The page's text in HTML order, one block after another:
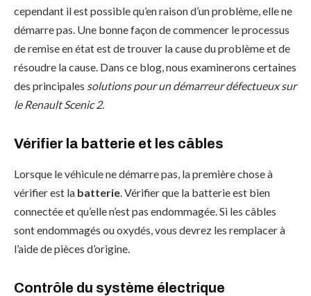
cependant il est possible qu’en raison d’un problème, elle ne
démarre pas. Une bonne façon de commencer le processus
de remise en état est de trouver la cause du problème et de
résoudre la cause. Dans ce blog, nous examinerons certaines
des principales solutions pour un démarreur défectueux sur
le Renault Scenic 2.
Vérifier la batterie et les câbles
Lorsque le véhicule ne démarre pas, la première chose à
vérifier est la batterie. Vérifier que la batterie est bien
connectée et qu’elle n’est pas endommagée. Si les câbles
sont endommagés ou oxydés, vous devrez les remplacer à
l’aide de pièces d’origine.
Contrôle du système électrique